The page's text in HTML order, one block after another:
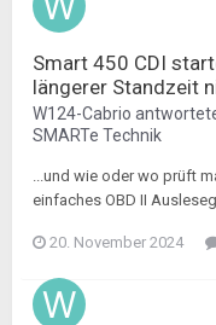
Smart 450 CDI
längerer Standzeit
W124-Cabrio
SMARTe Technik
...und wie oder wo prüft
einfaches OBD II
20. November 2024